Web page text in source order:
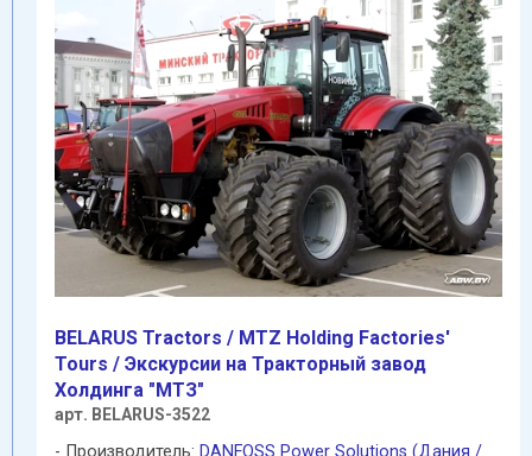
BELARUS Tractors / MTZ Holding Factories'
Tours / Экскурсии на Тракторный завод
Холдинга "МТЗ"
арт. BELARUS-3522
Производитель: DANFOSS Power Solutions (Дания /